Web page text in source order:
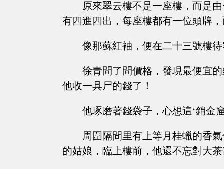
原來翠云樓不是一座樓，而是
有四進四出，每座樓都有一位頭牌
像那蘇紅袖，便在二十三號樓
徐青問了問價格，發現最便宜
他收一具尸的錢了！
他琢磨著錢袋子，心想這‘銷金
周圍隔間里有上等月桂蠟的香
的姑娘，臨上樓前，他還不忘對大